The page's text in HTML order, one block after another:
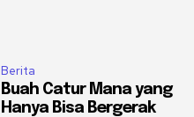
Berita
Buah Catur Mana yang
Hanya Bisa Bergerak